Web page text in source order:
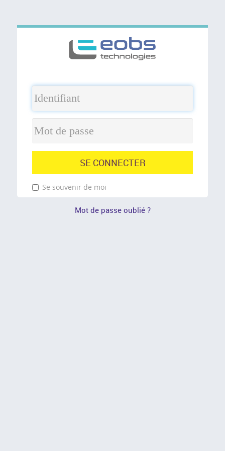
SE CONNECTER
Se souvenir de moi
Mot de passe oublié ?